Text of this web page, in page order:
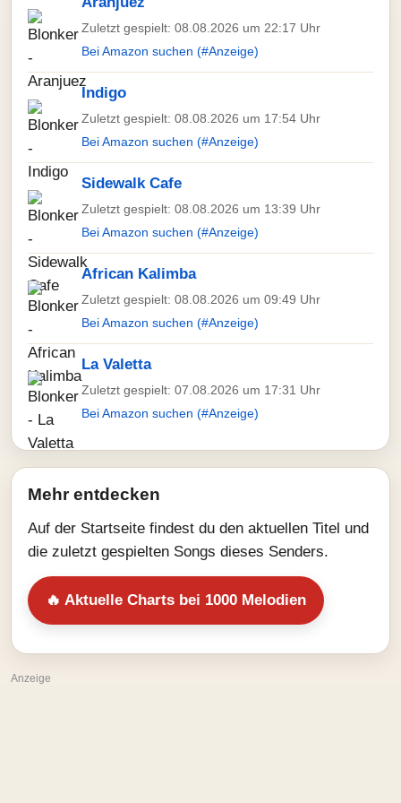
Zuletzt gespielt: 08.08.2026 um 22:17 Uhr
Bei Amazon suchen (#Anzeige)
Indigo
Zuletzt gespielt: 08.08.2026 um 17:54 Uhr
Bei Amazon suchen (#Anzeige)
Sidewalk Cafe
Zuletzt gespielt: 08.08.2026 um 13:39 Uhr
Bei Amazon suchen (#Anzeige)
African Kalimba
Zuletzt gespielt: 08.08.2026 um 09:49 Uhr
Bei Amazon suchen (#Anzeige)
La Valetta
Zuletzt gespielt: 07.08.2026 um 17:31 Uhr
Bei Amazon suchen (#Anzeige)
Mehr entdecken
Auf der Startseite findest du den aktuellen Titel und
die zuletzt gespielten Songs dieses Senders.
🔥 Aktuelle Charts bei 1000 Melodien
Anzeige